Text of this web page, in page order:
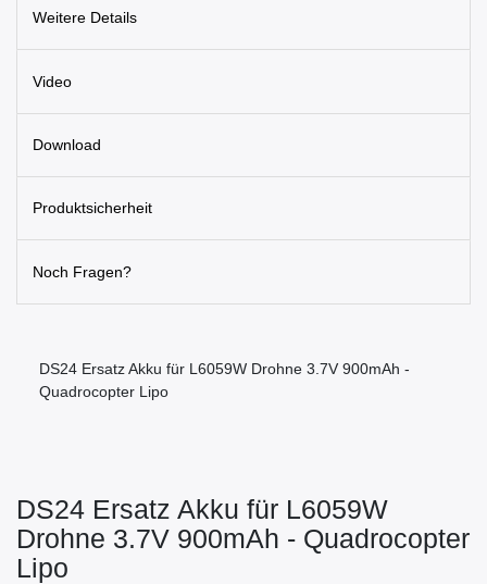
Weitere Details
Video
Download
Produktsicherheit
Noch Fragen?
DS24 Ersatz Akku für L6059W Drohne 3.7V 900mAh -
Quadrocopter Lipo
DS24 Ersatz Akku für L6059W
Drohne 3.7V 900mAh - Quadrocopter
Lipo